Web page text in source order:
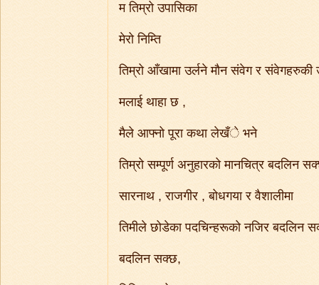
म तिम्रो उपासिका
मेरो निम्ति
तिम्रो आँखामा उर्लने मौन संवेग र संवेगहरुकी
मलाई थाहा छ ,
मैले आफ्नो पूरा कथा लेखँे भने
तिम्रो सम्पूर्ण अनुहारको मानचित्र बदलिन
सारनाथ , राजगीर , बोधगया र वैशालीमा
तिमीले छोडेका पदचिन्हरूको नजिर बदलिन
बदलिन सक्छ,